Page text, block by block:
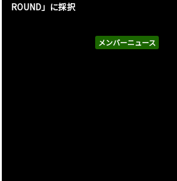
メンバーニュース
ROUND」に採択